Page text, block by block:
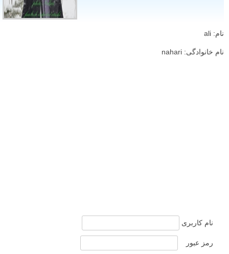
نام: ali
نام خانوادگی: nahari
نام کاربری
رمز عبور